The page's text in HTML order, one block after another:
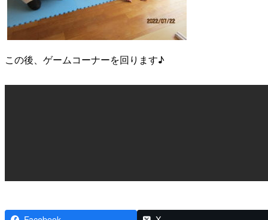
この後、ゲームコーナーを回ります♪